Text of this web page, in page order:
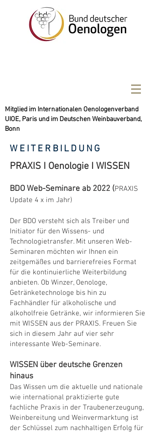
Mitglied im Internationalen Oenologenverband
UIOE, Paris und im Deutschen Weinbauverband,
Bonn
WEITERBILDUNG
PRAXIS I Oenologie I WISSEN
BDO Web-Seminare ab 2022 (PRAXIS
Update 4 x im Jahr)
Der BDO versteht sich als Treiber und
Initiator für den Wissens- und
Technologietransfer. Mit unseren Web-
Seminaren möchten wir Ihnen ein
zeitgemäßes und barrierefreies Format
für die kontinuierliche Weiterbildung
anbieten. Ob Winzer, Oenologe,
Getränketechnologe bis hin zu
Fachhändler für alkoholische und
alkoholfreie Getränke, wir informieren Sie
mit WISSEN aus der PRAXIS. Freuen Sie
sich in diesem Jahr auf vier sehr
interessante Web-Seminare.
WISSEN über deutsche Grenzen
hinaus
Das Wissen um die aktuelle und nationale
wie international praktizierte gute
fachliche Praxis in der Traubenerzeugung,
Weinbereitung und Weinvermarktung ist
der Schlüssel zum nachhaltigen Erfolg für